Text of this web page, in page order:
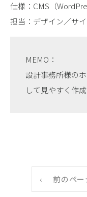
仕様：CMS（
担当：デザイン／サ
MEMO：
設計事務所様の
して見やすく作成
前のペー